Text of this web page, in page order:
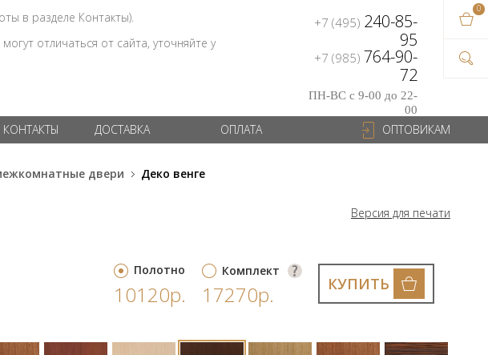
в разделе Контакты).
отличаться от сайта, уточняйте у
+7 (495) 240-85-
95
+7 (985) 764-90-
72
ПН-ВС с 9-00 до 22-
00
КОНТАКТЫ ДОСТАВКА ОПЛАТА ОПТОВИКАМ
двери Деко венге
Версия для печати
КУПИТЬ
Полотно
10120р.
Комплект
17270р.
0
В
на